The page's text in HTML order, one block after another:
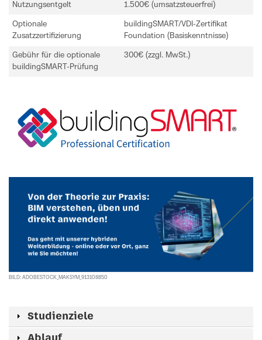
Nutzungsentgelt 1.500€ (umsatzsteuerfrei)
Optionale
Zusatzzertifizierung
buildingSMART/VDI-Zertifikat
Foundation (Basiskenntnisse)
Gebühr für die optionale
buildingSMART-Prüfung
300€ (zzgl. MwSt.)
BILD: ADOBESTOCK_MAKSYM_913108850
Studienziele
Ablauf